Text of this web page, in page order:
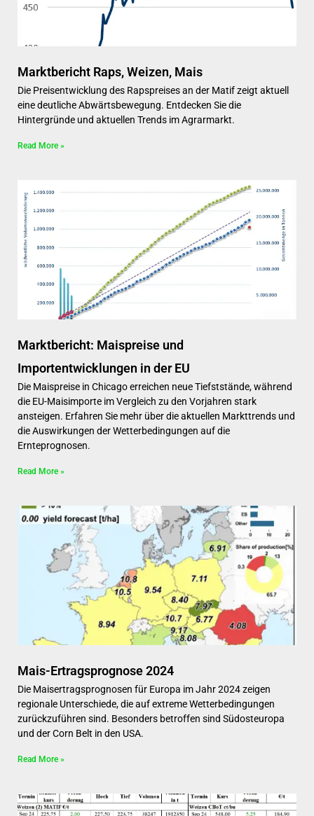
Marktbericht Raps, Weizen, Mais
Die Preisentwicklung des Rapspreises an der Matif zeigt aktuell
eine deutliche Abwärtsbewegung. Entdecken Sie die
Hintergründe und aktuellen Trends im Agrarmarkt.
Read More »
Marktbericht: Maispreise und
Importentwicklungen in der EU
Die Maispreise in Chicago erreichen neue Tiefststände, während
die EU-Maisimporte im Vergleich zu den Vorjahren stark
ansteigen. Erfahren Sie mehr über die aktuellen Markttrends und
die Auswirkungen der Wetterbedingungen auf die
Ernteprognosen.
Read More »
Mais-Ertragsprognose 2024
Die Maisertragsprognosen für Europa im Jahr 2024 zeigen
regionale Unterschiede, die auf extreme Wetterbedingungen
zurückzuführen sind. Besonders betroffen sind Südosteuropa
und der Corn Belt in den USA.
Read More »